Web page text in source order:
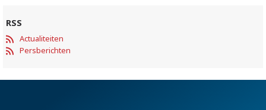
RSS
Actualiteiten
Persberichten